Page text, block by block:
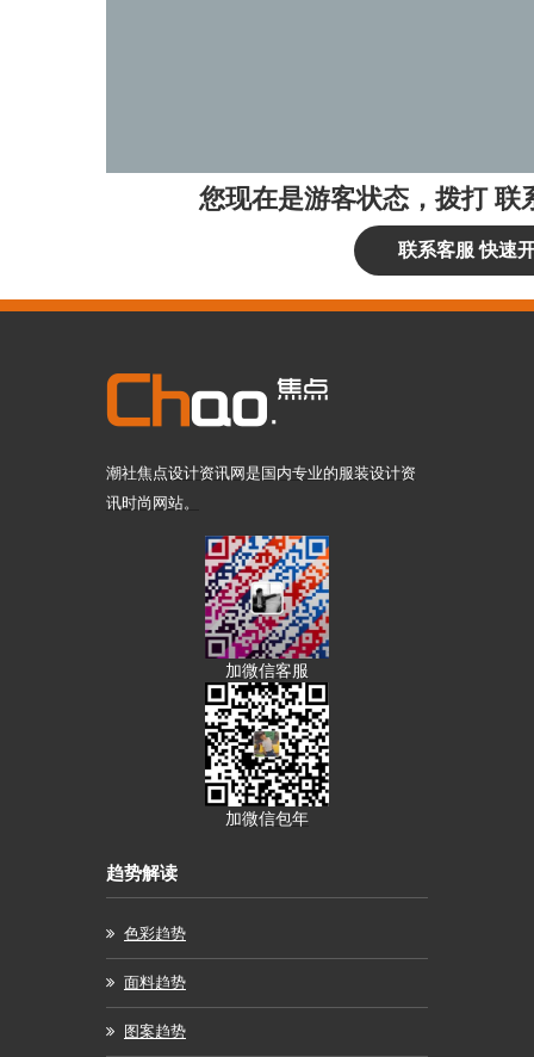
您现在是游客状态，拨打 联
联系客服 快速
潮社焦点设计资讯网是国内专业的服装设计资
讯时尚网站。
加微信客服
加微信包年
趋势解读
色彩趋势
面料趋势
图案趋势